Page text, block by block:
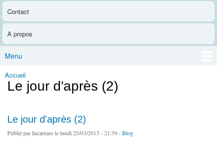
Contact
A propos
Menu
Vous êtes ici
Accueil
Le jour d'après (2)
Le jour d'après (2)
Publié parIncarnarele lundi 25/03/2013 - 21:39 -Blog